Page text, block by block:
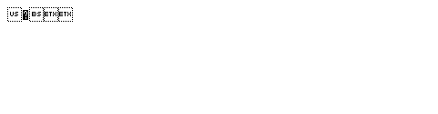
�